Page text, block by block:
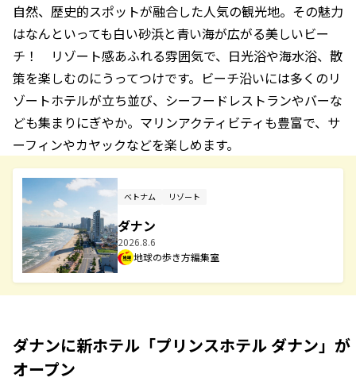
自然、歴史的スポットが融合した人気の観光地。その魅力
はなんといっても白い砂浜と青い海が広がる美しいビー
チ！ リゾート感あふれる雰囲気で、日光浴や海水浴、散
策を楽しむのにうってつけです。ビーチ沿いには多くのリ
ゾートホテルが立ち並び、シーフードレストランやバーな
ども集まりにぎやか。マリンアクティビティも豊富で、サ
ーフィンやカヤックなどを楽しめます。
ベトナム リゾート
ダナン
2026.8.6
地球の歩き方編集室
ダナンに新ホテル「プリンスホテル ダナン」が
オープン